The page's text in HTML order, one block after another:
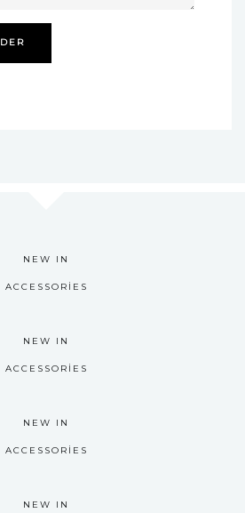
NEW IN
ACCESSORIES
NEW IN
ACCESSORIES
NEW IN
ACCESSORIES
NEW IN